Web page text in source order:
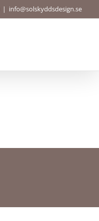
| info@solskyddsdesign.se